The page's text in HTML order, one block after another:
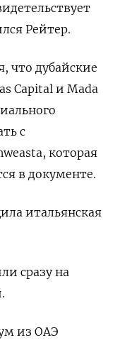
Рейтер.
что дубайские
Capital и Mada
с
которая
в документе.
итальянская
сразу на
из ОАЭ